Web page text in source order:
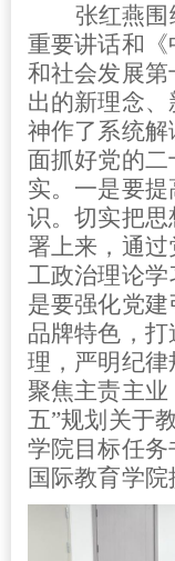
张红燕
重要讲话和
和社会发展
出的新理念
神作了系统
面抓好党的
实。一是要
识。切实把
署上来，通
工政治理论
是要强化党
品牌特色，
理，严明纪
聚焦主责主
五”规划关于
学院目标任
国际教育学院